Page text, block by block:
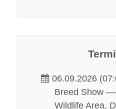
06.09.2026
Breed Show
Wildlife Area,